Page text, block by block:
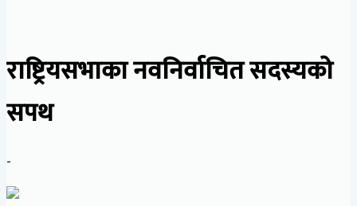
राष्ट्रियसभाका नवनिर्वाचित सदस्यको
सपथ
-